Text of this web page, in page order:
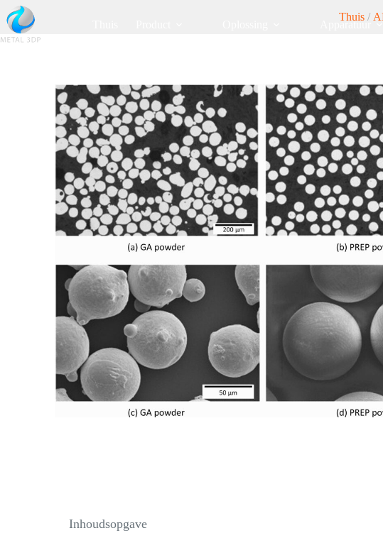
Apparatuur
Thuis/
Inhoudsopgave